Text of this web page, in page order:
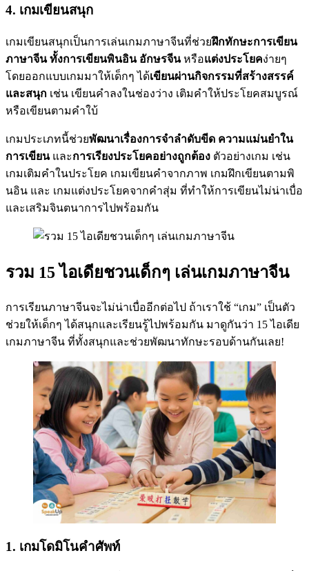
4. เกมเขียนสนุก
เกมเขียนสนุกเป็นการเล่นเกมภาษาจีนที่ช่วยฝึกทักษะการเขียน
ภาษาจีน ทั้งการเขียนพินอิน อักษรจีนหรือแต่งประโยคง่ายๆ
โดยออกแบบเกมมาให้เด็กๆ ได้เขียนผ่านกิจกรรมที่สร้างสรรค์
และสนุก เช่น เขียนคำลงในช่องว่าง เติมคำให้ประโยคสมบูรณ์
หรือเขียนตามคำใบ้
เกมประเภทนี้ช่วยพัฒนาเรื่องการจำลำดับขีด ความแม่นยำใน
การเขียนและการเรียงประโยคอย่างถูกต้อง ตัวอย่างเกม เช่น
เกมเติมคำในประโยค เกมเขียนคำจากภาพ เกมฝึกเขียนตามพิ
นอิน และ เกมแต่งประโยคจากคำสุ่ม ที่ทำให้การเขียนไม่น่าเบื่อ
และเสริมจินตนาการไปพร้อมกัน
รวม 15 ไอเดียชวนเด็กๆ เล่นเกมภาษาจีน
การเรียนภาษาจีนจะไม่น่าเบื่ออีกต่อไป ถ้าเราใช้ “เกม” เป็นตัว
ช่วยให้เด็กๆ ได้สนุกและเรียนรู้ไปพร้อมกัน มาดูกันว่า 15 ไอเดีย
เกมภาษาจีน ที่ทั้งสนุกและช่วยพัฒนาทักษะรอบด้านกันเลย!
1. เกมโดมิโนคำศัพท์